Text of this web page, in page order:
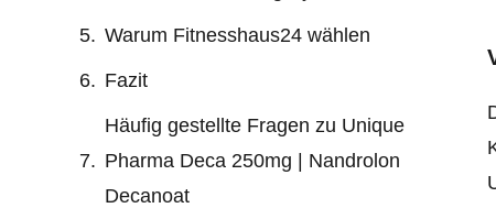
Warum Fitnesshaus24 wählen
Fazit
Häufig gestellte Fragen zu Unique
Pharma Deca 250mg | Nandrolon
Decanoat